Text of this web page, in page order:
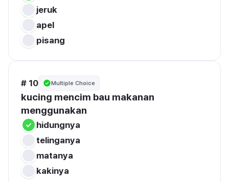
jeruk
apel
pisang
# 10 Multiple Choice
kucing mencim bau makanan
menggunakan
hidungnya
telinganya
matanya
kakinya